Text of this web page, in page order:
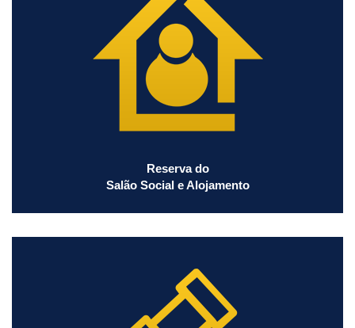
Reserva do
Salão Social e Alojamento